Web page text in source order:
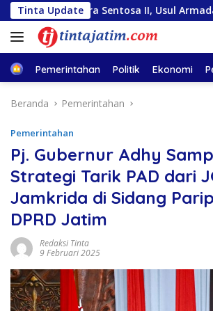
Langsung
ke
konten
Tinta Update
Sentosa II, Usul Armada Rescue
HomePemerintahan Politik Ekonomi
Beranda Pemerintahan
Pemerintahan
Pj. Gubernur Adhy
Strategi Tarik PAD dari
Jamkrida di Sidang
DPRD Jatim
Redaksi Tinta
9 Februari 2025